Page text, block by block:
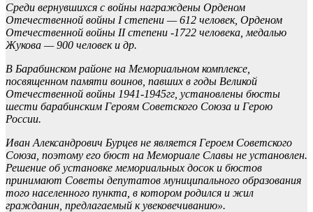
Среди вернувшихся с войны награждены Орденом
Отечественной войны I степени — 612 человек, Орденом
Отечественной войны II степени -1722 человека, медалью
Жукова — 900 человек и др.
В Барабинском районе на Мемориальном комплексе,
посвященном памяти воинов, павших в годы Великой
Отечественной войны 1941-1945гг, установлены бюсты
шести барабинским Героям Советского Союза и Герою
России.
Иван Александрович Бурцев не является Героем Советского
Союза, поэтому его бюст на Мемориале Славы не установлен.
Решение об установке мемориальных досок и бюстов
принимают Советы депутатов муниципального образования
того населенного пункта, в котором родился и жил
гражданин, предлагаемый к увековечиванию».